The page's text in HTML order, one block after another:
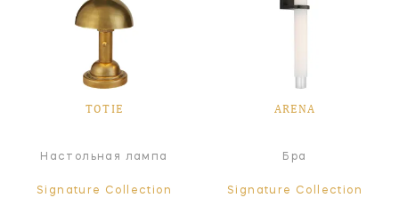
TOTIE
Настольная лампа
Signature Collection
ARENA
Бра
Signature Collection